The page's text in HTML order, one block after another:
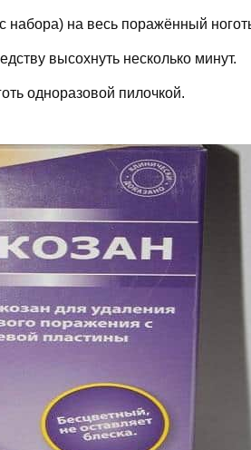
набора) на весь поражённый
высохнуть несколько минут.
одноразовой пилочкой.